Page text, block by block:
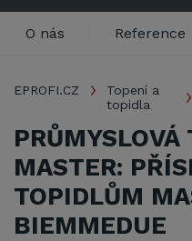
O nás Reference
EPROFI.CZ
Topení a
topidla
PRŮMYSLOVÁ
MASTER:
TOPIDLŮM
BIEMMEDUE